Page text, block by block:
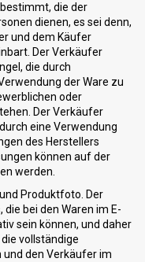
die der
dienen, es sei denn,
und dem Käufer
Der Verkäufer
die durch
der Ware zu
oder
Der Verkäufer
eine Verwendung
des Herstellers
können auf der
werden.
Produktfoto. Der
die bei den Waren im E-
sein können, und daher
vollständige
und den Verkäufer im